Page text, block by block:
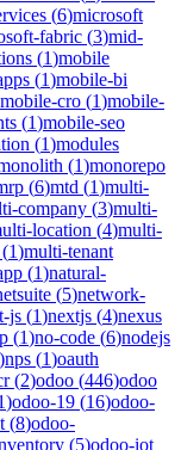
(6)microsoft
fabric (3)mid-
(1)mobile
(1)mobile-bi
mobile-cro (1)mobile-
(1)mobile-seo
(1)modules
(1)monorepo
(6)mtd (1)multi-
company (3)multi-
location (4)multi-
(1)multi-tenant
(1)natural-
(5)network-
js (1)nextjs (4)nexus
(1)no-code (6)nodejs
)nps (1)oauth
(2)odoo (446)odoo
)odoo-19 (16)odoo-
(8)odoo-
(5)odoo-iot